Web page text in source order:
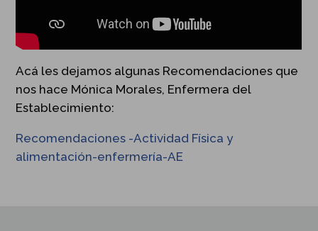
Acá les dejamos algunas Recomendaciones que
nos hace Mónica Morales, Enfermera del
Establecimiento:
Recomendaciones -Actividad Física y
alimentación-enfermería-AE